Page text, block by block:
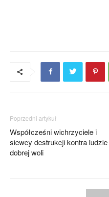
Poprzedni artykuł
Współcześni wichrzyciele i
siewcy destrukcji kontra ludzie
dobrej woli